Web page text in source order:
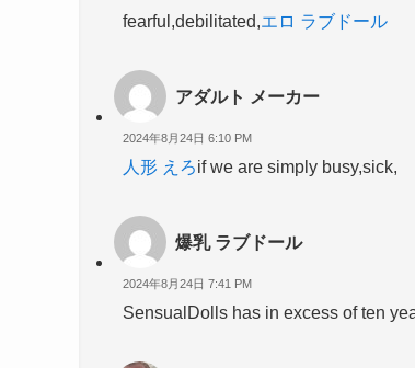
fearful,debilitated,エロ ラブドール
アダルト メーカー
2024年8月24日 6:10 PM
人形 えろif we are simply busy,sick,
爆乳 ラブドール
2024年8月24日 7:41 PM
SensualDolls has in excess of ten